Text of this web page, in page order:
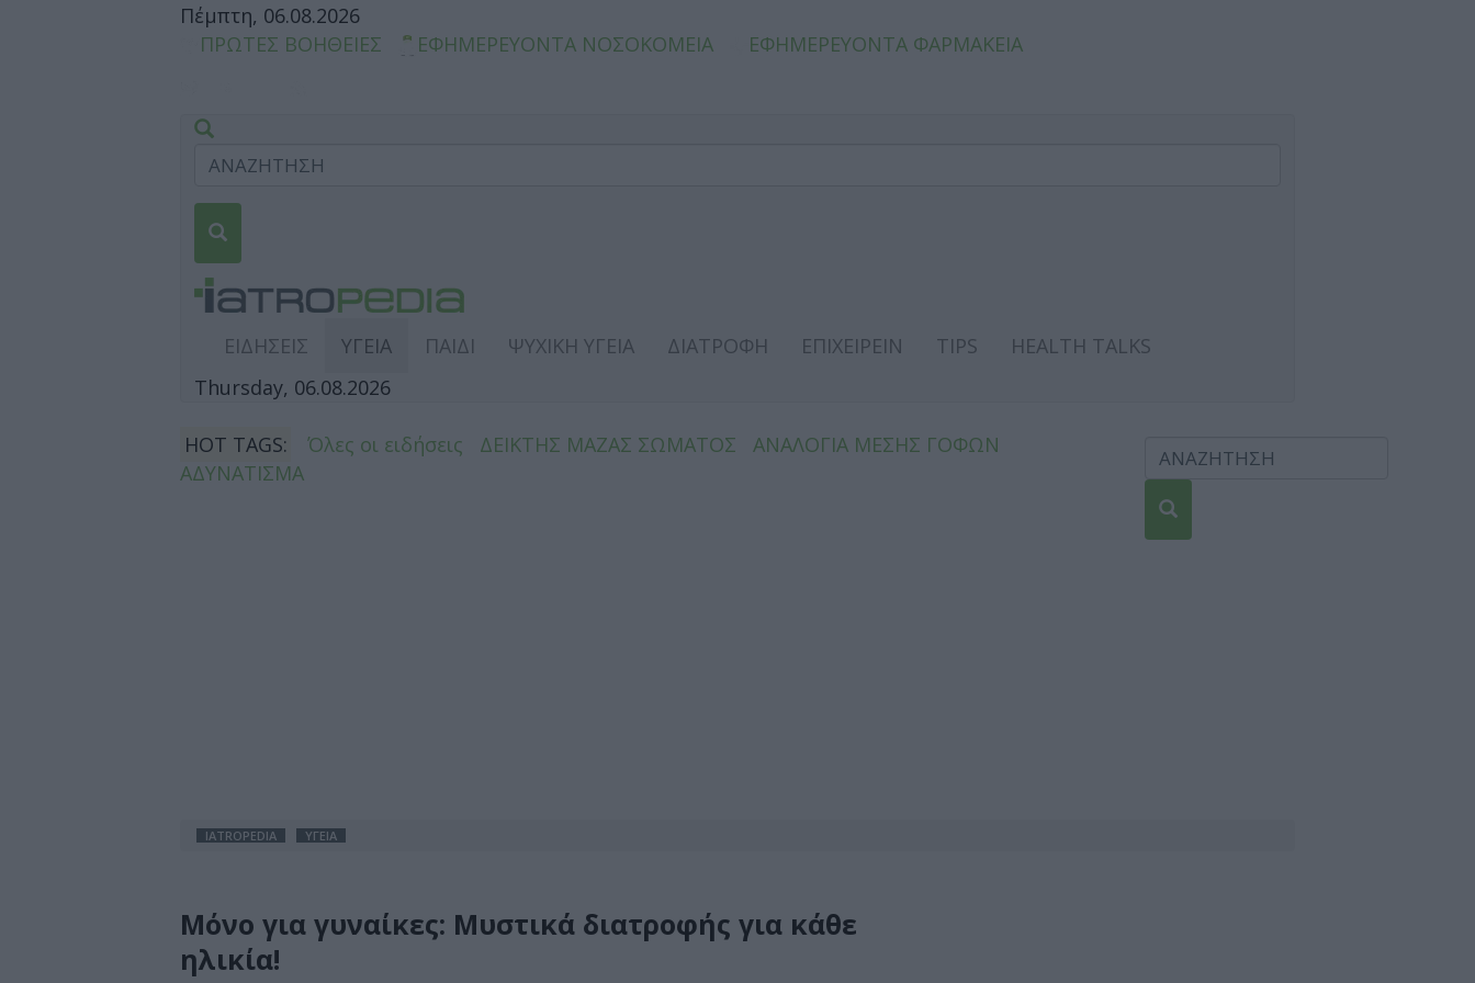
Πέμπτη, 06.08.2026
ΠΡΩΤΕΣ ΒΟΗΘΕΙΕΣ
ΕΦΗΜΕΡΕΥΟΝΤΑ ΝΟΣΟΚΟΜΕΙΑ ΕΦΗΜΕΡΕΥΟΝΤΑ ΦΑΡΜΑΚΕΙΑ
ΕΙΔΗΣΕΙΣ ΥΓΕΙΑ ΠΑΙΔΙ ΨΥΧΙΚΗ ΥΓΕΙΑ ΔΙΑΤΡΟΦΗ ΕΠΙΧΕΙΡΕΙΝ TIPS
HEALTH TALKS
Thursday, 06.08.2026
HOT TAGS: Όλες οι ειδήσεις ΔΕΙΚΤΗΣ ΜΑΖΑΣ ΣΩΜΑΤΟΣ
ΑΝΑΛΟΓΙΑ ΜΕΣΗΣ ΓΟΦΩΝ
ΑΔΥΝΑΤΙΣΜΑ
IATROPEDIA ΥΓΕΙΑ
Μόνο για γυναίκες: Μυστικά διατροφής για κάθε
ηλικία!